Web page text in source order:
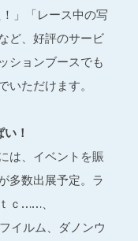
」「レース中の写
ど、好評のサービ
ションブースでも
ただけます。
！
は、イベントを賑
多数出展予定。ラ
ｃ……、
イルム、ダノンウ